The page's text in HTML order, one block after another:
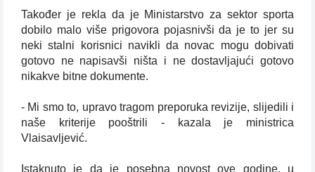
Također je rekla da je Ministarstvo za sektor sporta
dobilo malo više prigovora pojasnivši da je to jer su
neki stalni korisnici navikli da novac mogu dobivati
gotovo ne napisavši ništa i ne dostavljajući gotovo
nikakve bitne dokumente.
- Mi smo to, upravo tragom preporuka revizije, slijedili i
naše kriterije pooštrili - kazala je ministrica
Vlaisavljević.
Istaknuto je da je posebna novost ove godine, u